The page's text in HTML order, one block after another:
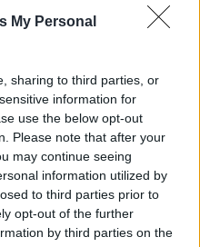
My Personal
sharing to third parties, or
information for
use the below opt-out
Please note that after your
may continue seeing
information utilized by
to third parties prior to
opt-out of the further
by third parties on the